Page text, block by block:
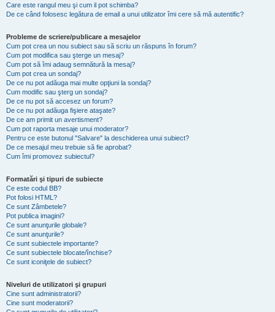
Care este rangul meu şi cum il pot schimba?
De ce când folosesc legătura de email a unui utilizator îmi cere să mă autentific?
Probleme de scriere/publicare a mesajelor
Cum pot crea un nou subiect sau să scriu un răspuns în forum?
Cum pot modifica sau şterge un mesaj?
Cum pot să îmi adaug semnătură la mesaj?
Cum pot crea un sondaj?
De ce nu pot adăuga mai multe opţiuni la sondaj?
Cum modific sau şterg un sondaj?
De ce nu pot să accesez un forum?
De ce nu pot adăuga fişiere ataşate?
De ce am primit un avertisment?
Cum pot raporta mesaje unui moderator?
Pentru ce este butonul "Salvare" la deschiderea unui subiect?
De ce mesajul meu trebuie să fie aprobat?
Cum îmi promovez subiectul?
Formatări şi tipuri de subiecte
Ce este codul BB?
Pot folosi HTML?
Ce sunt Zâmbetele?
Pot publica imagini?
Ce sunt anunţurile globale?
Ce sunt anunţurile?
Ce sunt subiectele importante?
Ce sunt subiectele blocate/închise?
Ce sunt iconiţele de subiect?
Niveluri de utilizatori şi grupuri
Cine sunt administratorii?
Cine sunt moderatorii?